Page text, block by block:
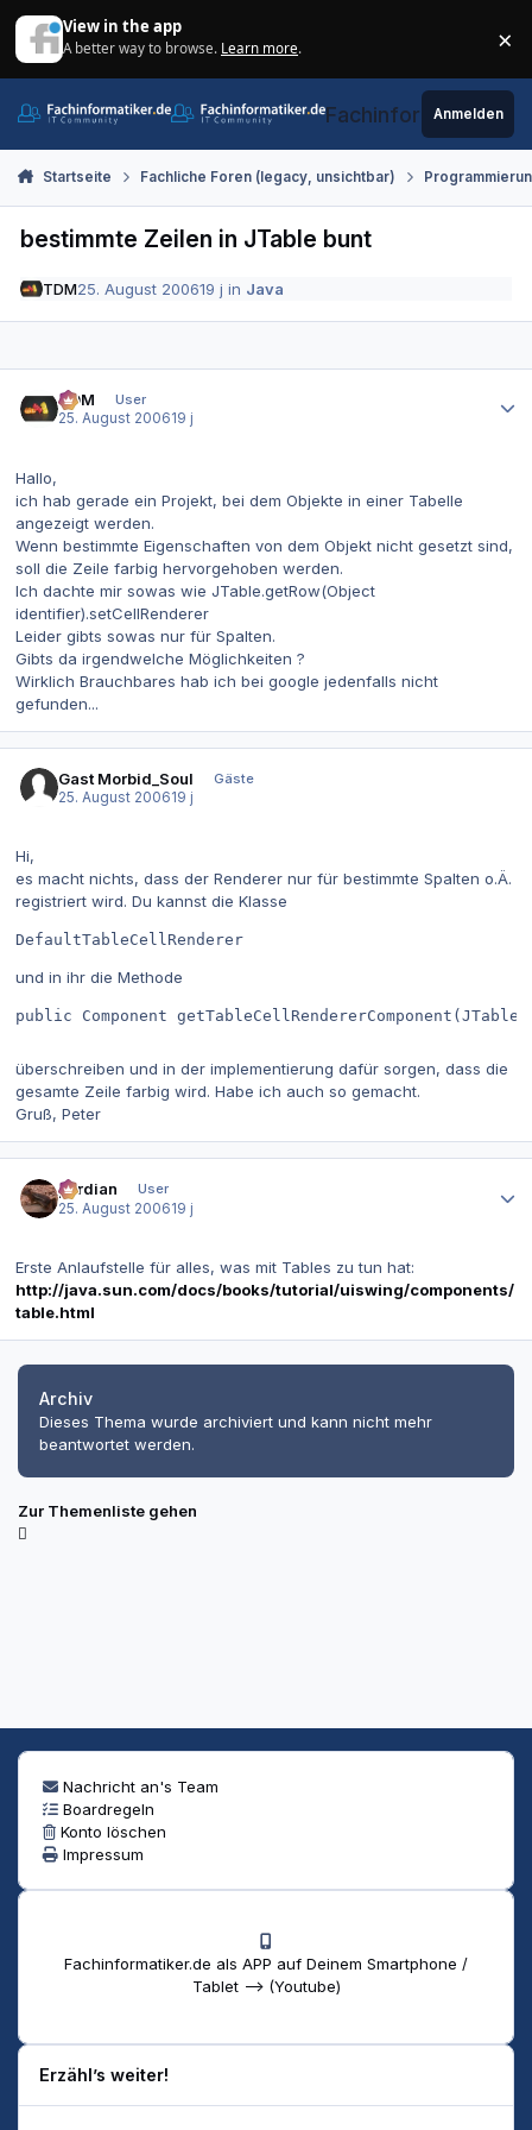
View in the app
A better way to browse. Learn more. ×
Fachinformatiker.de
Anmelden
Startseite Fachliche Foren (legacy, unsichtbar)
bestimmte Zeilen in JTable bunt
TDM25. August 200619 j in Java
TDM
User
25. August 200619 j
Hallo,
ich hab gerade ein Projekt, bei dem Objekte in einer Tabelle
angezeigt werden.
Wenn bestimmte Eigenschaften von dem Objekt nicht gesetzt sind,
soll die Zeile farbig hervorgehoben werden.
Ich dachte mir sowas wie JTable.getRow(Object
identifier).setCellRenderer
Leider gibts sowas nur für Spalten.
Gibts da irgendwelche Möglichkeiten ?
Wirklich Brauchbares hab ich bei google jedenfalls nicht
gefunden...
Gast Morbid_Soul
Gäste
25. August 200619 j
Hi,
es macht nichts, dass der Renderer nur für bestimmte Spalten o.Ä.
registriert wird. Du kannst die Klasse
DefaultTableCellRenderer
und in ihr die Methode
public Component
überschreiben und in der implementierung dafür sorgen, dass die
gesamte Zeile farbig wird. Habe ich auch so gemacht.
Gruß, Peter
perdian
User
25. August 200619 j
Erste Anlaufstelle für alles, was mit Tables zu tun hat:
http://java.sun.com/docs/books/tutorial/uiswing/components/
table.html
Archiv
Dieses Thema wurde archiviert und kann nicht mehr
beantwortet werden.
Zur Themenliste gehen
Nachricht an's Team
Boardregeln
Konto löschen
Impressum
Fachinformatiker.de als APP auf Deinem Smartphone /
Tablet --> (Youtube)
Erzähl’s weiter!